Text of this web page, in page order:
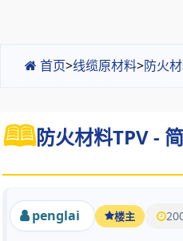
首页>线缆原材料>防火
防火材料TPV -
penglai 楼主